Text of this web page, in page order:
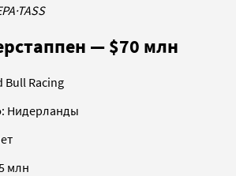
·TASS
— $70 млн
Bull Racing
: Нидерланды
млн